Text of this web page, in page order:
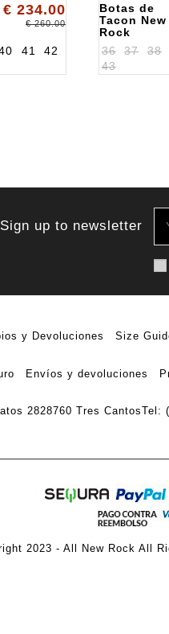
€ 234.00
€ 260.00
41 42
Botas de
Tacon New
Rock
ALK8366S1
36 37 38
43
Sign up to newsletter
y Devoluciones Size
Envíos y devoluciones
2828760 Tres CantosTel:
2023 - All New Rock All